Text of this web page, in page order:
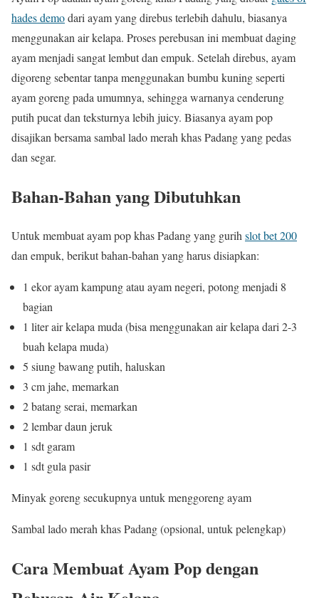
hades demodari ayam yang direbus terlebih dahulu, biasanya
menggunakan air kelapa. Proses perebusan ini membuat daging
ayam menjadi sangat lembut dan empuk. Setelah direbus, ayam
digoreng sebentar tanpa menggunakan bumbu kuning seperti
ayam goreng pada umumnya, sehingga warnanya cenderung
putih pucat dan teksturnya lebih juicy. Biasanya ayam pop
disajikan bersama sambal lado merah khas Padang yang pedas
dan segar.
Bahan-Bahan yang Dibutuhkan
Untuk membuat ayam pop khas Padang yang gurih slot bet 200
dan empuk, berikut bahan-bahan yang harus disiapkan:
1 ekor ayam kampung atau ayam negeri, potong menjadi 8
bagian
1 liter air kelapa muda (bisa menggunakan air kelapa dari 2-3
buah kelapa muda)
5 siung bawang putih, haluskan
3 cm jahe, memarkan
2 batang serai, memarkan
2 lembar daun jeruk
1 sdt garam
1 sdt gula pasir
Minyak goreng secukupnya untuk menggoreng ayam
Sambal lado merah khas Padang (opsional, untuk pelengkap)
Cara Membuat Ayam Pop dengan